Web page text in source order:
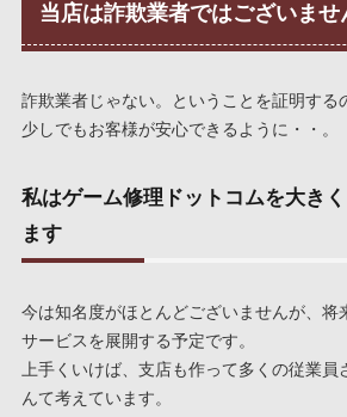
当店は詐欺業者ではございませ
詐欺業者じゃない。ということを証明する
少しでもお客様が安心できるように・・。
私はゲーム修理ドットコムを大き
ます
今は知名度がほとんどございませんが、将
サービスを展開する予定です。
上手くいけば、支店も作って多くの従業員
んて考えています。